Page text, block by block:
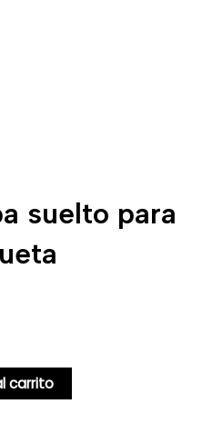
suelto para
carrito